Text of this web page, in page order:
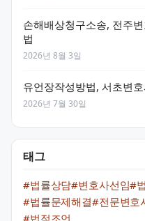
손해배상청구소송, 전주
법
2026년 8월 3일
유언장작성방법, 서초변
2026년 7월 30일
태그
#법률상담#변호사선임#
#법률문제해결#전문변호
#법적조언